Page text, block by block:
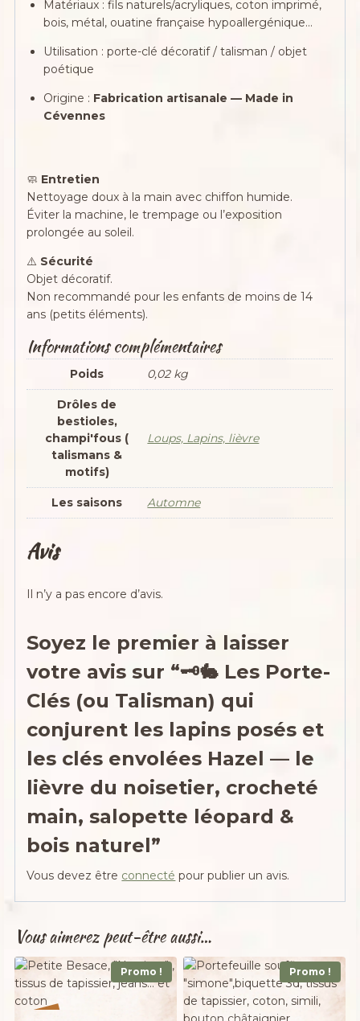
Matériaux : fils naturels/acryliques, coton imprimé,
bois, métal, ouatine française hypoallergénique…
Utilisation : porte-clé décoratif / talisman / objet
poétique
Origine : Fabrication artisanale — Made in
Cévennes
🧼 Entretien
Nettoyage doux à la main avec chiffon humide.
Éviter la machine, le trempage ou l’exposition
prolongée au soleil.
⚠️ Sécurité
Objet décoratif.
Non recommandé pour les enfants de moins de 14
ans (petits éléments).
Informations complémentaires
Poids 0,02 kg
Drôles de
bestioles,
champi'fous (
talismans &
motifs)
Loups, Lapins, lièvre
Les saisons Automne
Avis
Il n’y a pas encore d’avis.
Soyez le premier à laisser
votre avis sur “🗝️🐇 Les Porte-
Clés (ou Talisman) qui
conjurent les lapins posés et
les clés envolées Hazel — le
lièvre du noisetier, crocheté
main, salopette léopard &
bois naturel”
Vous devez être connecté pour publier un avis.
Vous aimerez peut-être aussi…
Promo ! Promo !